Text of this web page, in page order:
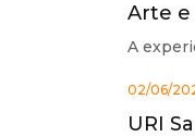
Arte e
A
02/06/
URI